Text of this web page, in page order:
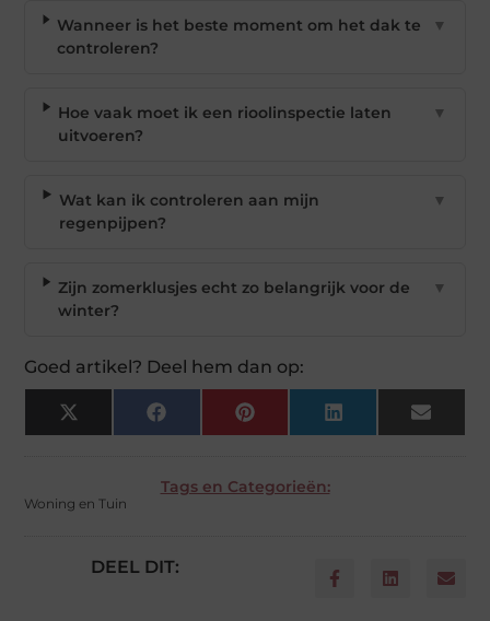
Wanneer is het beste moment om het dak te
controleren?
▼
Hoe vaak moet ik een rioolinspectie laten
uitvoeren?
▼
Wat kan ik controleren aan mijn
regenpijpen?
▼
Zijn zomerklusjes echt zo belangrijk voor de
winter?
▼
Goed artikel? Deel hem dan op:
X
(Twitter)
Facebook Pinterest LinkedIn Email
Tags en Categorieën:
Woning en Tuin
DEEL DIT: